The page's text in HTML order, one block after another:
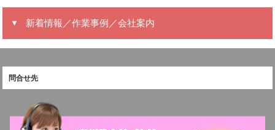
新着情報／作業事例／会社案内
問合せ先